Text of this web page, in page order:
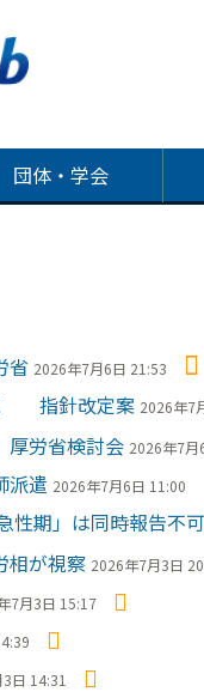
団体・学会
省 2026年7月6日 21:53
指針改定案 2026年7
労省検討会 2026年7月
派遣 2026年7月6日 11:00
性期」は同時報告不可
が視察 2026年7月3日
7月3日 15:17
日 14:31